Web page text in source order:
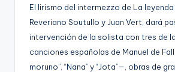
El lirismo del intermezzo de La
Reveriano Soutullo y Juan Vert, dará
intervención de la solista con tres de
canciones españolas de Manuel de
moruno”, “Nana” y “Jota”—, obras de